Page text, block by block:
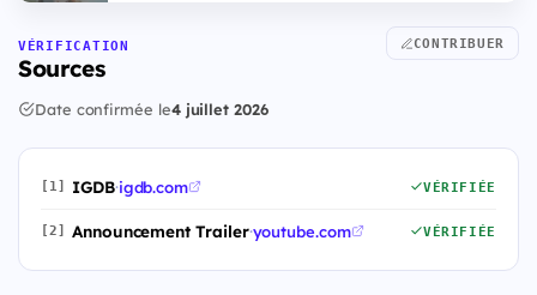
VÉRIFICATION
Sources
CONTRIBUER
Date confirmée le4 juillet 2026
[1] IGDB·igdb.com VÉRIFIÉE
[2] Announcement Trailer·youtube.com VÉRIFIÉE